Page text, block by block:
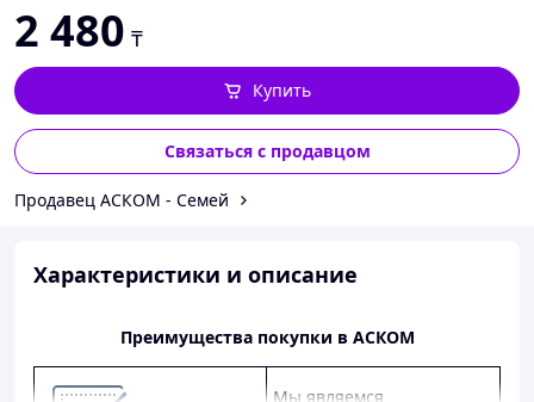
2 480 ₸
Купить
Связаться с продавцом
Продавец АСКОМ - Семей
Характеристики и описание
Преимущества покупки в АСКОМ
Мы являемся